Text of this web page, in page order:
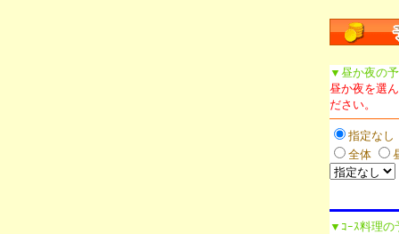
▼昼か夜の
昼か夜を選
ださい。
指定なし
全体
▼ｺｰｽ料理の